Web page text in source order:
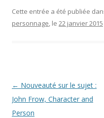
Cette entrée a été publiée
personnage, le 22 janvier 2015
Navigation
des
articles
← Nouveauté sur le sujet :
John Frow, Character and
Person